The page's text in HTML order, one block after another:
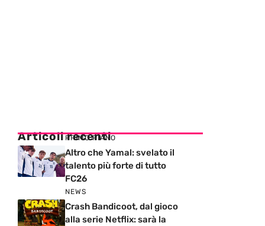
Articoli recenti
PRIMO PIANO
Altro che Yamal: svelato il
talento più forte di tutto
FC26
NEWS
Crash Bandicoot, dal gioco
alla serie Netflix: sarà la